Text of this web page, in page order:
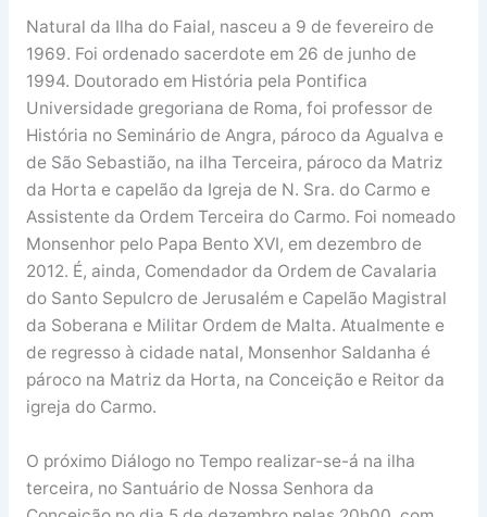
Natural da Ilha do Faial, nasceu a 9 de fevereiro de
1969. Foi ordenado sacerdote em 26 de junho de
1994. Doutorado em História pela Pontifica
Universidade gregoriana de Roma, foi professor de
História no Seminário de Angra, pároco da Agualva e
de São Sebastião, na ilha Terceira, pároco da Matriz
da Horta e capelão da Igreja de N. Sra. do Carmo e
Assistente da Ordem Terceira do Carmo. Foi nomeado
Monsenhor pelo Papa Bento XVI, em dezembro de
2012. É, ainda, Comendador da Ordem de Cavalaria
do Santo Sepulcro de Jerusalém e Capelão Magistral
da Soberana e Militar Ordem de Malta. Atualmente e
de regresso à cidade natal, Monsenhor Saldanha é
pároco na Matriz da Horta, na Conceição e Reitor da
igreja do Carmo.
O próximo Diálogo no Tempo realizar-se-á na ilha
terceira, no Santuário de Nossa Senhora da